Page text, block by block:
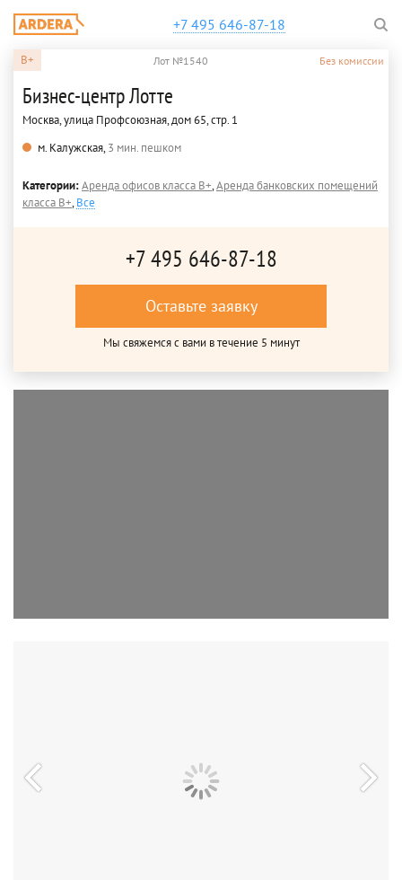
+7 495 646-87-18
B+ Лот №1540 Без комиссии
Бизнес-центр Лотте
Москва, улица Профсоюзная, дом 65, стр. 1
м. Калужская,3 мин. пешком
Категории:Аренда офисов класса B+,Аренда банковских помещений
класса B+,Все
+7 495 646-87-18
Оставьте заявку
Мы свяжемся с вами в течение 5 минут